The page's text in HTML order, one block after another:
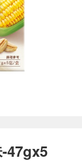
47gx5